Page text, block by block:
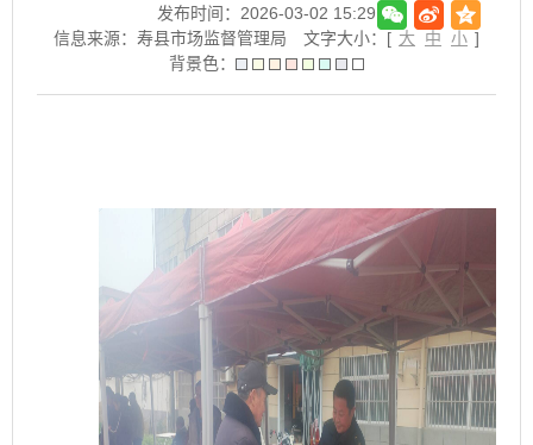
发布时间：2026-03-02 15:29
信息来源：寿县市场监督管理局
文字大小：[ 大 中 小 ]
背景色：